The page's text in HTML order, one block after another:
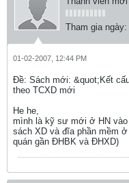
Tham gia ngày:
01-02-2007, 12:44 PM
Ðề: Sách mới: &quot;Kết
theo TCXD mới
He he,
mình là kỹ sư mới ở HN
sách XD và đĩa phần mềm
quán gần ĐHBK và ĐHXD)